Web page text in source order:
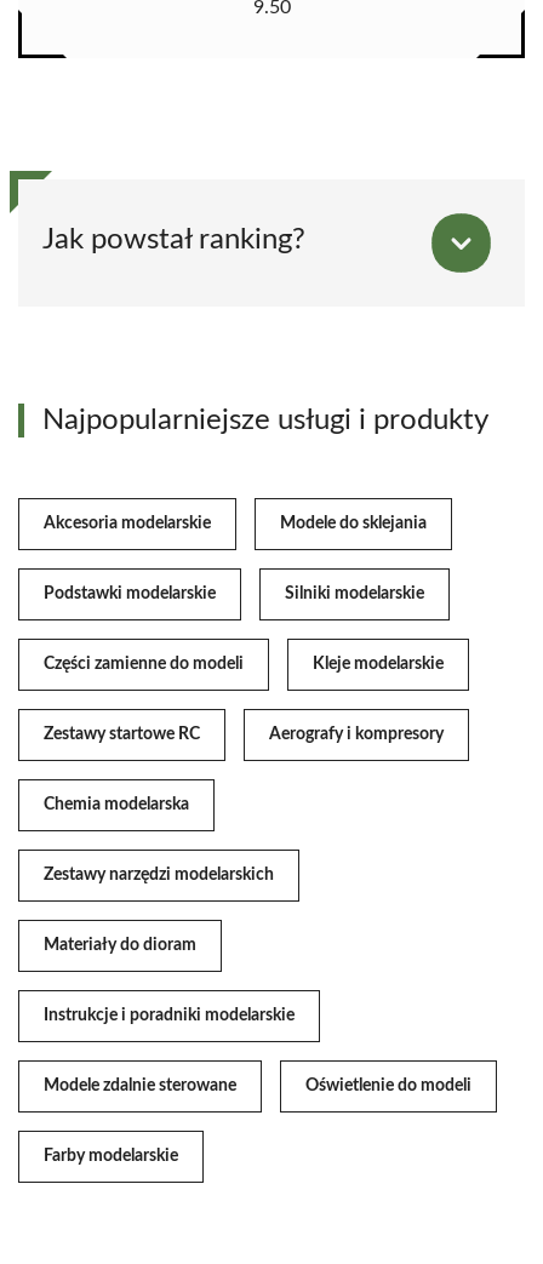
9.50
Jak powstał ranking?
Najpopularniejsze usługi i produkty
Akcesoria modelarskie Modele do sklejania
Podstawki modelarskie Silniki modelarskie
Części zamienne do modeli Kleje modelarskie
Zestawy startowe RC Aerografy i kompresory
Chemia modelarska
Zestawy narzędzi modelarskich
Materiały do dioram
Instrukcje i poradniki modelarskie
Modele zdalnie sterowane Oświetlenie do modeli
Farby modelarskie